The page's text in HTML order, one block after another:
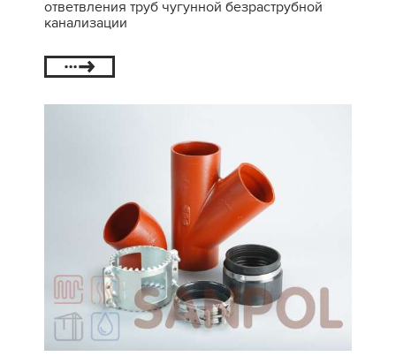
ответвления труб чугунной безраструбной
канализации